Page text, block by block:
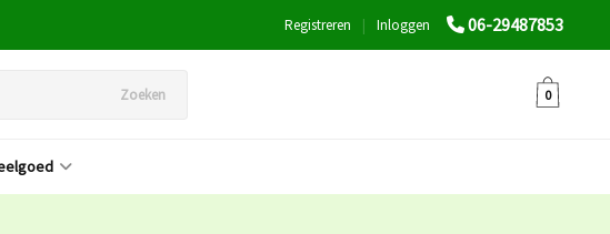
06-29487853
Inloggen
|
Registreren
Zoeken 0